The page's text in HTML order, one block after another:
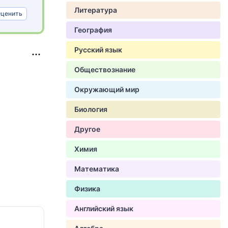
Литература
География
Русский язык
Обществознание
Окружающий мир
Биология
Другое
Химия
Математика
Физика
Английский язык